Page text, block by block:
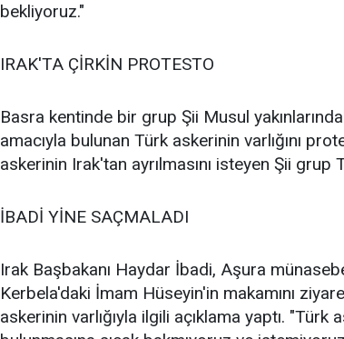
bekliyoruz."
IRAK'TA ÇİRKİN PROTESTO
Basra kentinde bir grup Şii Musul
amacıyla bulunan Türk askerinin varlığını
askerinin Irak'tan ayrılmasını isteyen Şii grup
İBADİ YİNE SAÇMALADI
Irak Başbakanı Haydar İbadi, Aşura
Kerbela'daki İmam Hüseyin'in makamını
askerinin varlığıyla ilgili açıklama yaptı. "Türk